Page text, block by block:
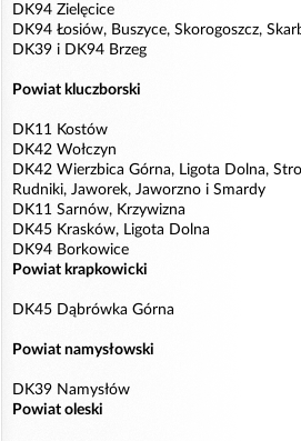
DK94 Zielęcice
DK94 Łosiów, Buszyce, Skorogoszcz,
DK39 i DK94 Brzeg
Powiat kluczborski
DK11 Kostów
DK42 Wołczyn
DK42 Wierzbica Górna, Ligota Dolna,
Rudniki, Jaworek, Jaworzno i Smardy
DK11 Sarnów, Krzywizna
DK45 Krasków, Ligota Dolna
DK94 Borkowice
Powiat krapkowicki
DK45 Dąbrówka Górna
Powiat namysłowski
DK39 Namysłów
Powiat oleski